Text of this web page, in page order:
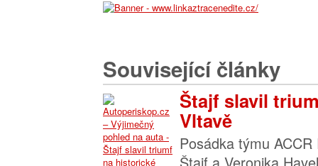
Související články
Štajf slavil
Vltavě
Posádka týmu